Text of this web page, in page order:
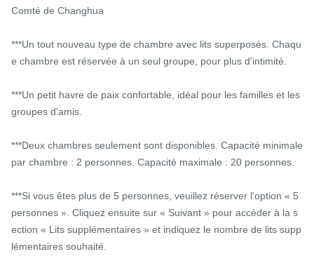
Comté de Changhua
***Un tout nouveau type de chambre avec lits superposés. Chaqu
e chambre est réservée à un seul groupe, pour plus d'intimité.
***Un petit havre de paix confortable, idéal pour les familles et les
groupes d'amis.
***Deux chambres seulement sont disponibles. Capacité minimale
par chambre : 2 personnes. Capacité maximale : 20 personnes.
***Si vous êtes plus de 5 personnes, veuillez réserver l'option « 5
personnes ». Cliquez ensuite sur « Suivant » pour accéder à la s
ection « Lits supplémentaires » et indiquez le nombre de lits supp
lémentaires souhaité.